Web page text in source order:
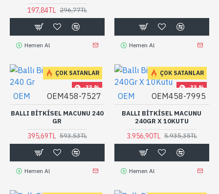
197,84TL 296,77TL
Hemen Al Hemen Al
ÇOK SATANLAR
-33 %
OEM OEM458-7527
BALLI BITKISEL MACUNU 240
GR
395,69TL 593,53TL
Hemen Al
ÇOK SATANLAR
-33 %
OEM OEM458-7995
BALLI BITKISEL MACUNU
240GR X 10KUTU
3.956,90TL 5.935,35TL
Hemen Al